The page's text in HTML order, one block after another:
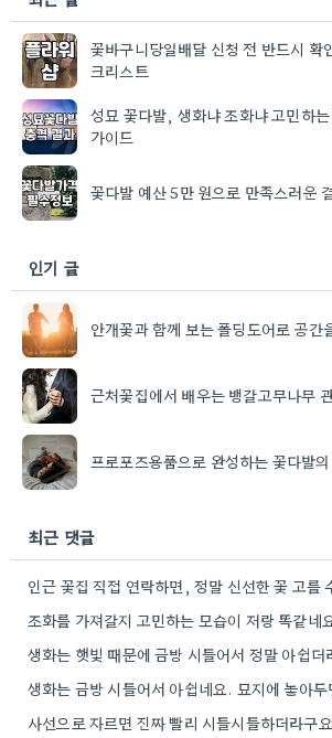
꽃바구니당일배달 신청 전 반드시 확
크리스트
성묘 꽃다발, 생화냐 조화냐 고민하
가이드
꽃다발 예산 5만 원으로 만족스러운
인기 글
안개꽃과 함께 보는 폴딩도어로 공간
근처꽃집에서 배우는 뱅갈고무나무
프로포즈용품으로 완성하는 꽃다발
최근 댓글